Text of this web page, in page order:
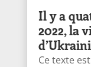
Il y a
2022, la
Ce texte